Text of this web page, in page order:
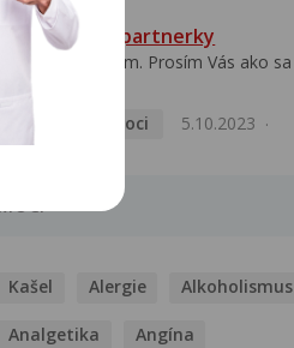
HPV typ 52 u partnerky
Dobrý deň prajem. Prosím Vás ako sa
Pohlavní nemoci
5.10.2023
Kašel Alergie Alkoholismus
Analgetika Angína